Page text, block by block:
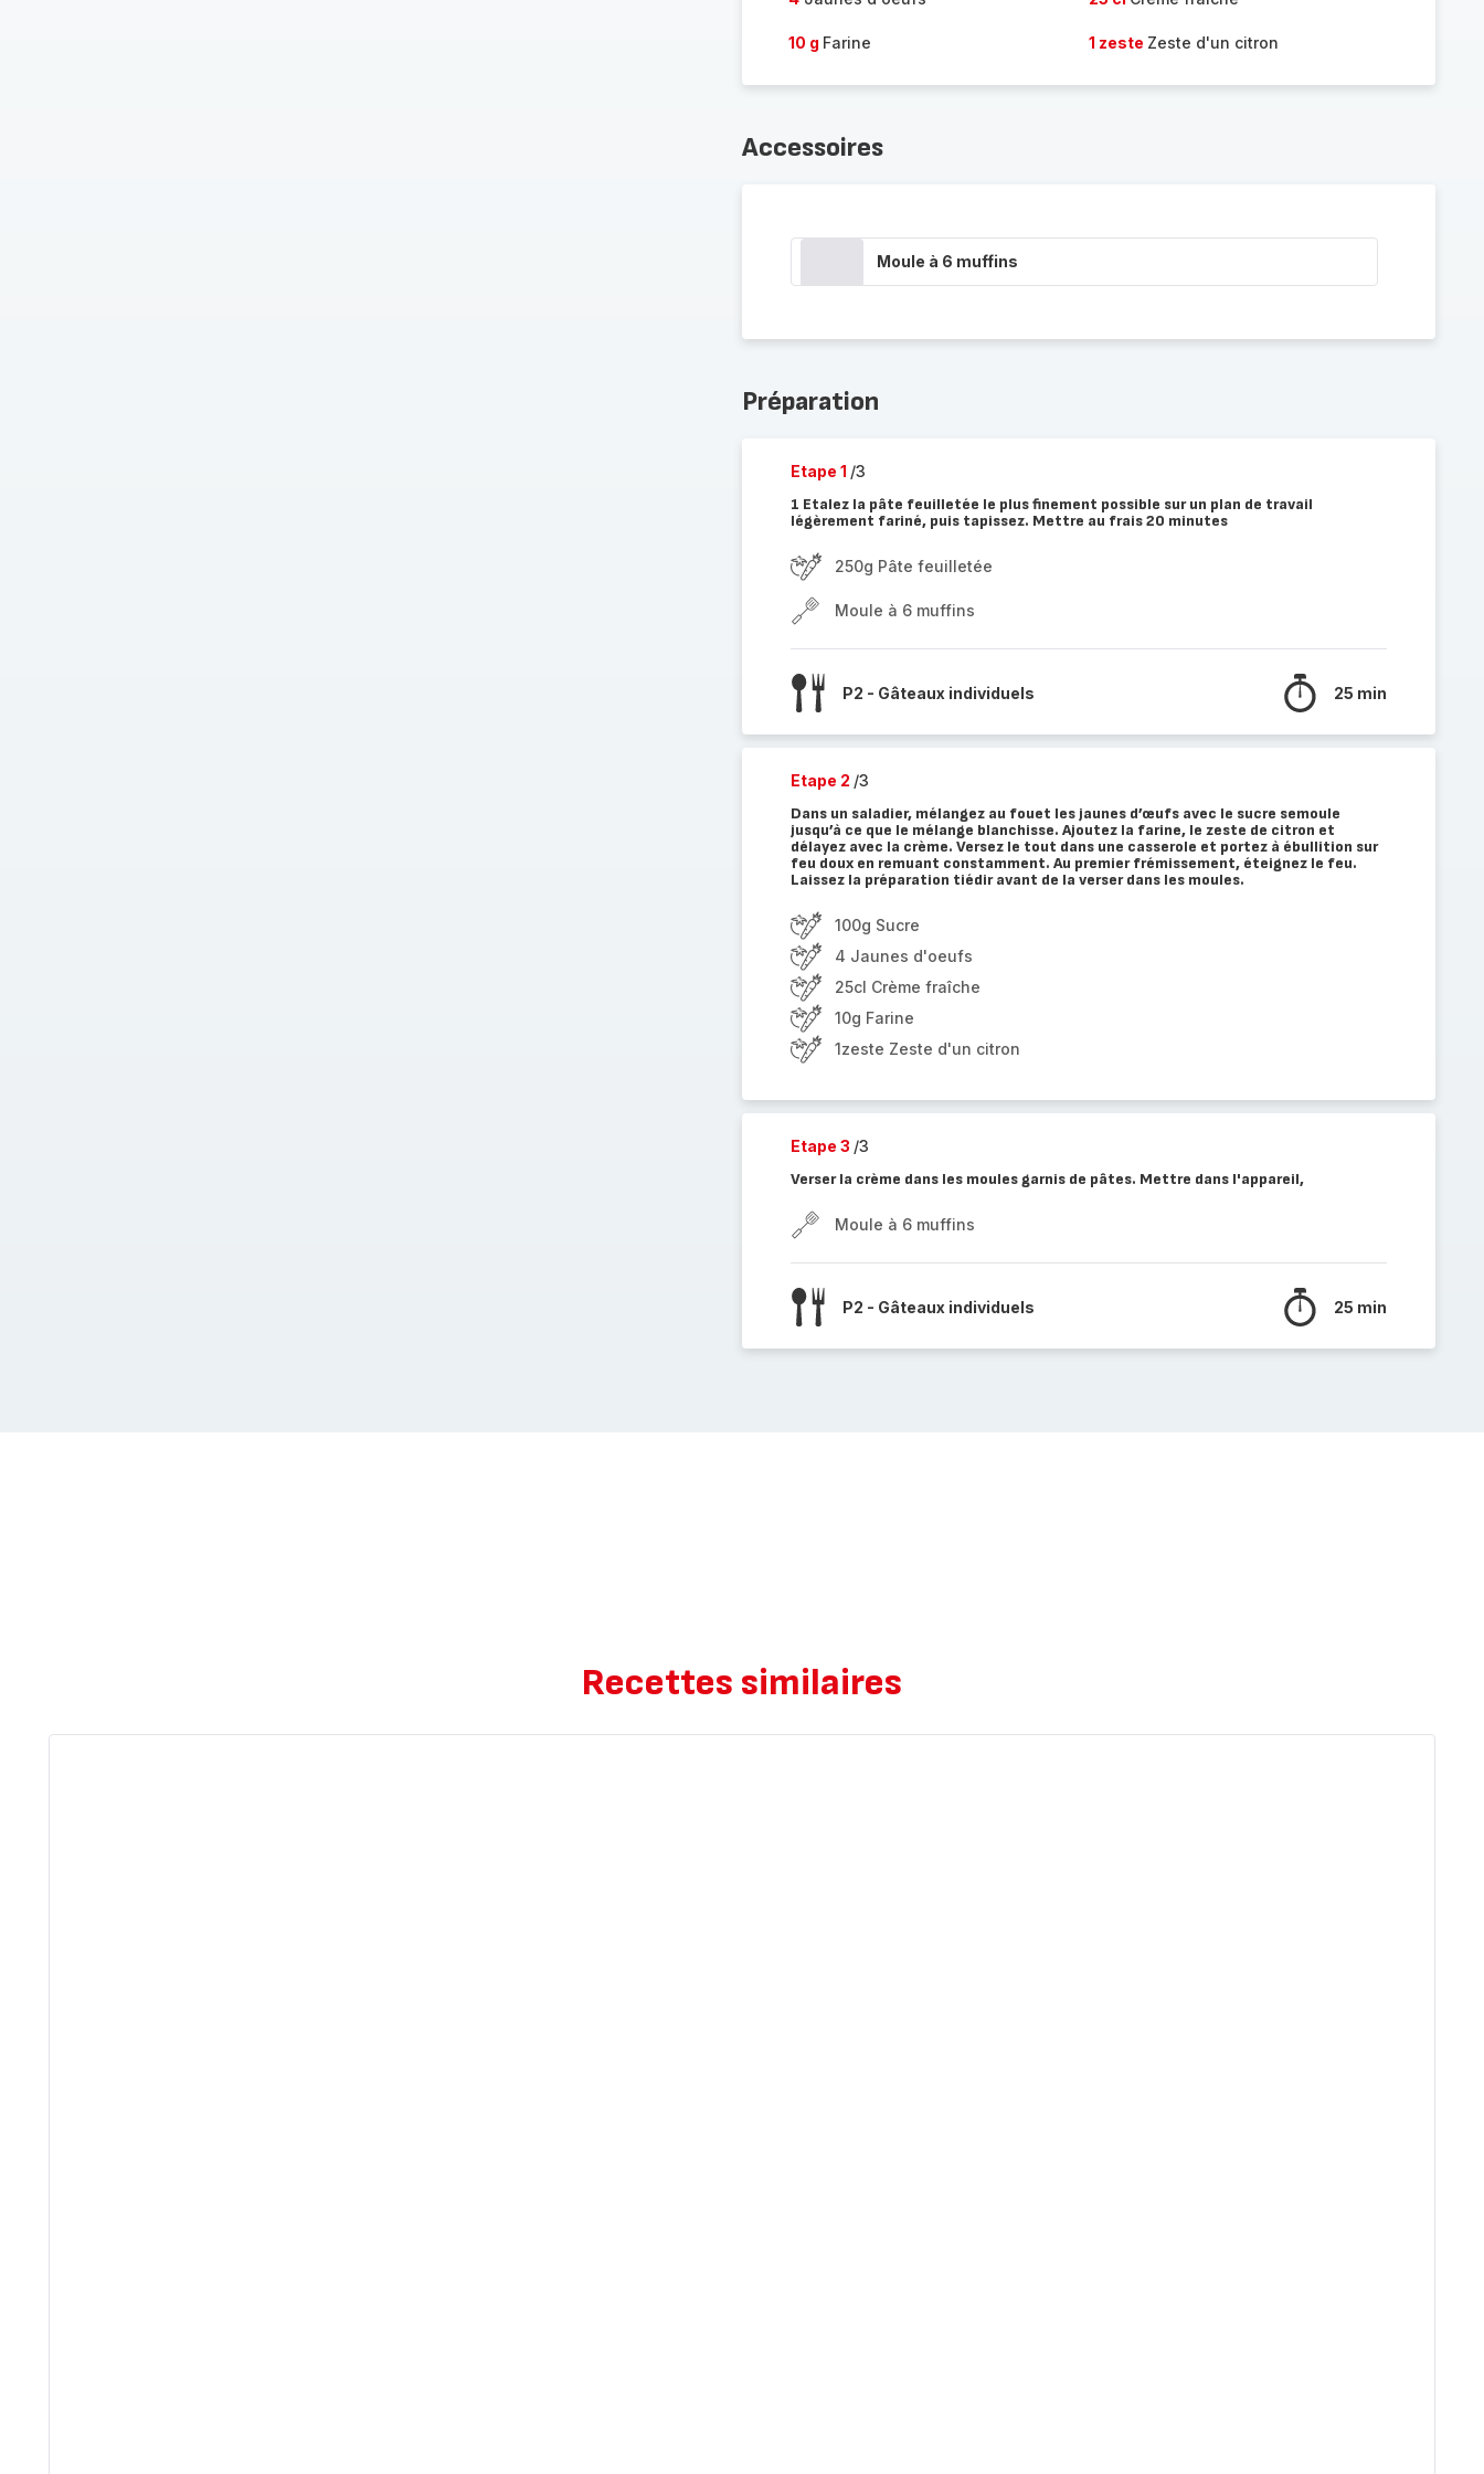
10 g Farine 1 zeste Zeste d'un citron
Accessoires
Moule à 6 muffins
Préparation
Etape 1 /3
1 Etalez la pâte feuilletée le plus finement possible sur un plan de travail
légèrement fariné, puis tapissez. Mettre au frais 20 minutes
250g Pâte feuilletée
Moule à 6 muffins
P2 - Gâteaux individuels 25 min
Etape 2 /3
Dans un saladier, mélangez au fouet les jaunes d’œufs avec le sucre semoule
jusqu’à ce que le mélange blanchisse. Ajoutez la farine, le zeste de citron et
délayez avec la crème. Versez le tout dans une casserole et portez à ébullition sur
feu doux en remuant constamment. Au premier frémissement, éteignez le feu.
Laissez la préparation tiédir avant de la verser dans les moules.
100g Sucre
4 Jaunes d'oeufs
25cl Crème fraîche
10g Farine
1zeste Zeste d'un citron
Etape 3 /3
Verser la crème dans les moules garnis de pâtes. Mettre dans l'appareil,
Moule à 6 muffins
P2 - Gâteaux individuels 25 min
Recettes similaires